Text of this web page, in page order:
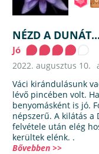
NÉZD A DUNÁT...
Jó
2022. augusztus 10.
Váci kirándulásunk
lévő pincében volt.
benyomásként is jó.
népszerű. A kilátás a
felvétele után elég
kerültek elénk. .
Bővebben >>